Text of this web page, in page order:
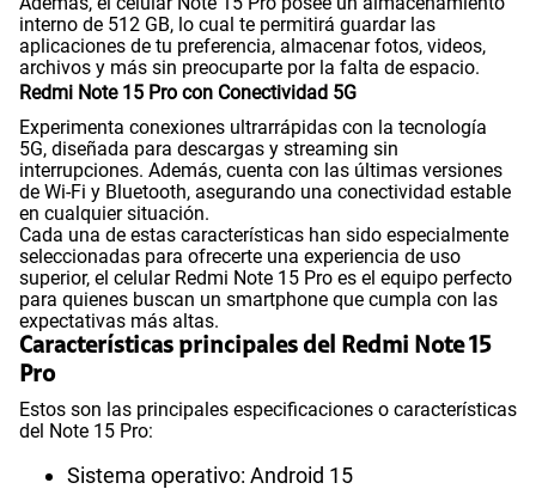
Dimensión 163.61 x 78.09 x 7.78 mm
VoWiFi Si
Compatibilidad con eSIM Sí
interno de 512 GB, lo cual te permitirá guardar las
aplicaciones de tu preferencia, almacenar fotos, videos,
archivos y más sin preocuparte por la falta de espacio.
Redmi Note 15 Pro con Conectividad 5G
Experimenta conexiones ultrarrápidas con la tecnología
5G, diseñada para descargas y streaming sin
interrupciones. Además, cuenta con las últimas versiones
de Wi-Fi y Bluetooth, asegurando una conectividad estable
en cualquier situación.
Cada una de estas características han sido especialmente
seleccionadas para ofrecerte una experiencia de uso
superior, el celular Redmi Note 15 Pro es el equipo perfecto
para quienes buscan un smartphone que cumpla con las
expectativas más altas.
Características principales del Redmi Note 15
Pro
Estos son las principales especificaciones o características
del Note 15 Pro:
Sistema operativo: Android 15